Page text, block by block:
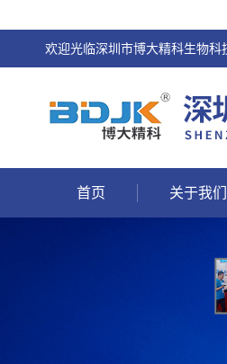
欢迎光临深圳市博大精科生物科
首页 关于我们